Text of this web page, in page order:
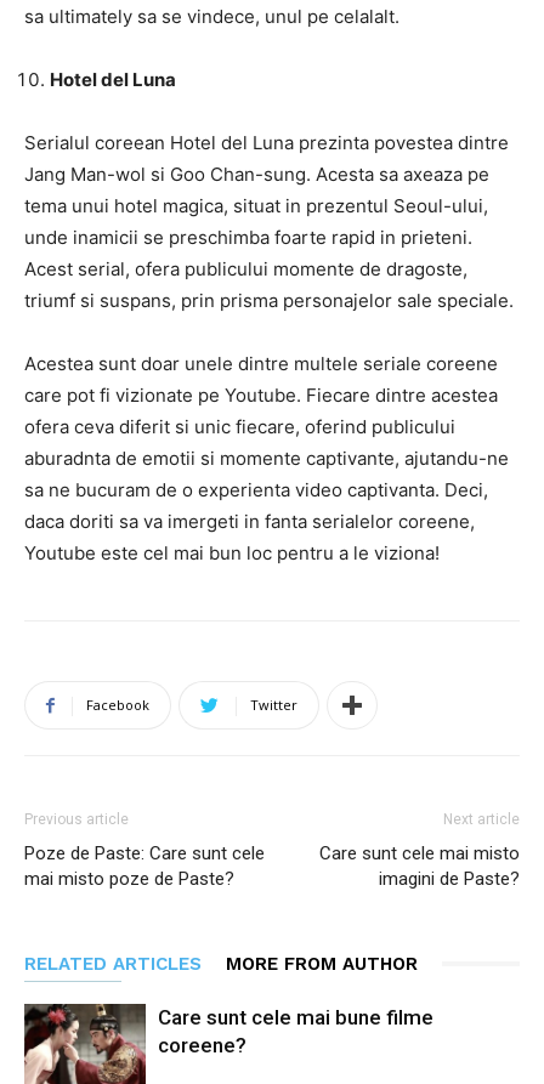
sa ultimately sa se vindece, unul pe celalalt.
Hotel del Luna
Serialul coreean Hotel del Luna prezinta povestea dintre
Jang Man-wol si Goo Chan-sung. Acesta sa axeaza pe
tema unui hotel magica, situat in prezentul Seoul-ului,
unde inamicii se preschimba foarte rapid in prieteni.
Acest serial, ofera publicului momente de dragoste,
triumf si suspans, prin prisma personajelor sale speciale.
Acestea sunt doar unele dintre multele seriale coreene
care pot fi vizionate pe Youtube. Fiecare dintre acestea
ofera ceva diferit si unic fiecare, oferind publicului
aburadnta de emotii si momente captivante, ajutandu-ne
sa ne bucuram de o experienta video captivanta. Deci,
daca doriti sa va imergeti in fanta serialelor coreene,
Youtube este cel mai bun loc pentru a le viziona!
Facebook Twitter
Previous article
Poze de Paste: Care sunt cele
mai misto poze de Paste?
Next article
Care sunt cele mai misto
imagini de Paste?
RELATED ARTICLES MORE FROM AUTHOR
Care sunt cele mai bune filme
coreene?